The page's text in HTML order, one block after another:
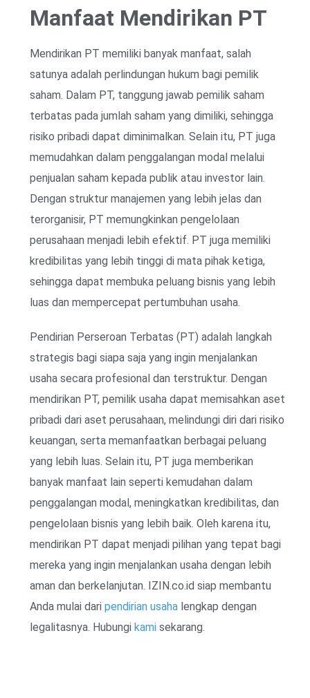
Manfaat Mendirikan PT
Mendirikan PT memiliki banyak manfaat, salah
satunya adalah perlindungan hukum bagi pemilik
saham. Dalam PT, tanggung jawab pemilik saham
terbatas pada jumlah saham yang dimiliki, sehingga
risiko pribadi dapat diminimalkan. Selain itu, PT juga
memudahkan dalam penggalangan modal melalui
penjualan saham kepada publik atau investor lain.
Dengan struktur manajemen yang lebih jelas dan
terorganisir, PT memungkinkan pengelolaan
perusahaan menjadi lebih efektif. PT juga memiliki
kredibilitas yang lebih tinggi di mata pihak ketiga,
sehingga dapat membuka peluang bisnis yang lebih
luas dan mempercepat pertumbuhan usaha.
Pendirian Perseroan Terbatas (PT) adalah langkah
strategis bagi siapa saja yang ingin menjalankan
usaha secara profesional dan terstruktur. Dengan
mendirikan PT, pemilik usaha dapat memisahkan aset
pribadi dari aset perusahaan, melindungi diri dari risiko
keuangan, serta memanfaatkan berbagai peluang
yang lebih luas. Selain itu, PT juga memberikan
banyak manfaat lain seperti kemudahan dalam
penggalangan modal, meningkatkan kredibilitas, dan
pengelolaan bisnis yang lebih baik. Oleh karena itu,
mendirikan PT dapat menjadi pilihan yang tepat bagi
mereka yang ingin menjalankan usaha dengan lebih
aman dan berkelanjutan. IZIN.co.id siap membantu
Anda mulai dari pendirian usaha lengkap dengan
legalitasnya. Hubungi kami sekarang.